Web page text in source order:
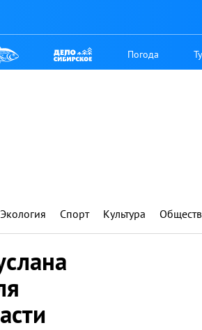
Погода
Экология Спорт Культура